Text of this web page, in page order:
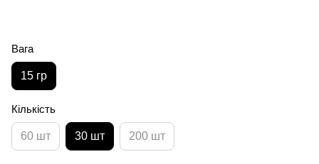
Вага
15 гр
Кількість
60 шт 30 шт 200 шт